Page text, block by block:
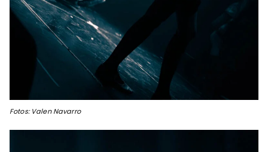
Fotos: Valen Navarro